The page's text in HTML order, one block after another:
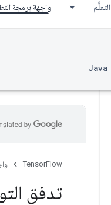
التعلُّم واجهة برمجة
Java
TensorFlow
تدفق